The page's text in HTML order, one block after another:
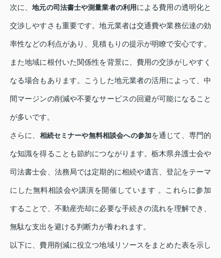
次に、地元の司法書士や測量業者の利用による費用の透明化と
交渉しやすさも重要です。地元業者は交通費や業務伝達の効
率性などの利点があり、見積もりの提示が明瞭で安心です。
また地域に根付いた関係性を背景に、費用の交渉がしやすく
なる場合もあります。こうした地元業者の活用によって、中
間マージンの削減や不要なサービスの回避が可能になること
が多いです。
さらに、 相続セミナーや無料相談会への参加を通じて、専門的
な知識を得ることも節約につながります。栃木県弁護士会や
司法書士会、法務局では定期的に相続や遺言、登記をテーマ
にした無料相談会や講演を開催しています 。これらに参加
することで、不動産売却に必要な手続きの流れを理解でき、
無駄な支出を避ける判断力が養われます。
以下に、費用削減に役立つ地域リソースをまとめた表を示し